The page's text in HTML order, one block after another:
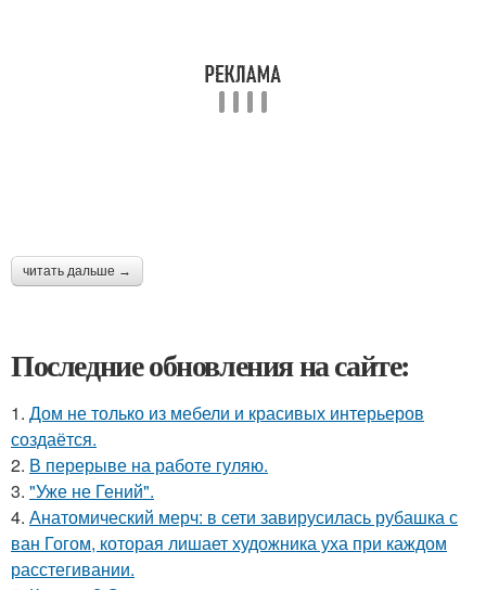
читать дальше →
Последние обновления на сайте:
1. Дом не только из мебели и красивых интерьеров
создаётся.
2. В перерыве на работе гуляю.
3. "Уже не Гений".
4. Анатомический мерч: в сети завирусилась рубашка с
ван Гогом, которая лишает художника уха при каждом
расстегивании.